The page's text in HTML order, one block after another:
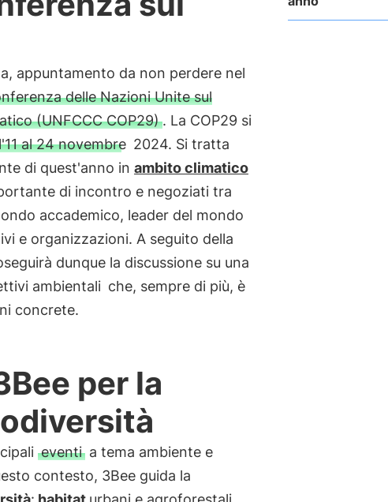
appuntamento da non perdere nel
delle Nazioni Unite sul
(UNFCCC COP29). La COP29 si
al 24 novembre 2024. Si tratta
di quest'anno in ambito climatico
di incontro e negoziati tra
accademico, leader del mondo
e organizzazioni. A seguito della
dunque la discussione su una
ambientali che, sempre di più, è
concrete.
per la
eventia tema ambiente e
contesto, 3Bee guida la